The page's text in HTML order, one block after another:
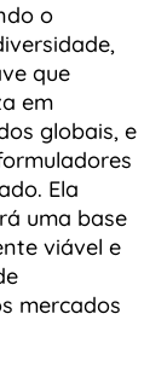
o
que
em
globais, e
Ela
uma base
viável e
mercados